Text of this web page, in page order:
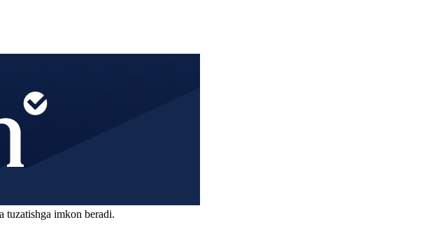
tuzatishga imkon beradi.